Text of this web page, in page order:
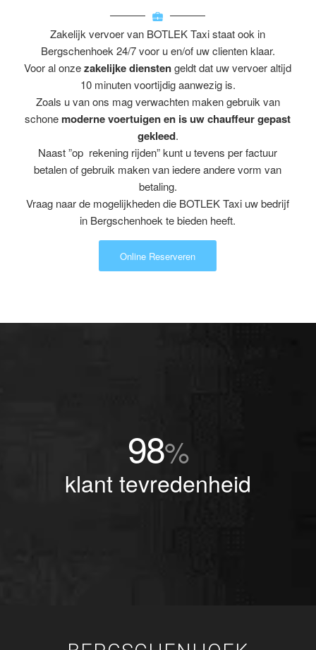
Zakelijk vervoer van BOTLEK Taxi staat ook in
Bergschenhoek 24/7 voor u en/of uw clienten klaar.
Voor al onzezakelijke dienstengeldt dat uw vervoer altijd
10 minuten voortijdig aanwezig is.
Zoals u van ons mag verwachten maken gebruik van
schone moderne voertuigen en is uw chauffeur gepast
gekleed.
Naast ”op rekening rijden” kunt u tevens per factuur
betalen of gebruik maken van iedere andere vorm van
betaling.
Vraag naar de mogelijkheden die BOTLEK Taxi uw bedrijf
in Bergschenhoek te bieden heeft.
Online Reserveren
98%
klant tevredenheid